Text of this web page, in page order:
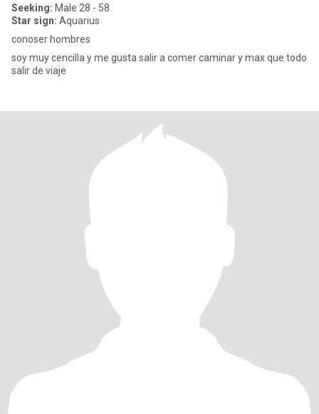
Seeking: Male 28 - 58
Star sign: Aquarius
conoser hombres
soy muy cencilla y me gusta salir a comer caminar y max que todo
salir de viaje